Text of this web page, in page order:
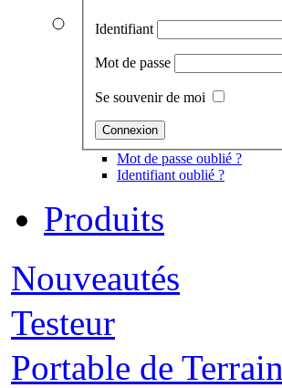
Identifiant
Mot de passe
Se souvenir de moi
Mot de passe oublié ?
Identifiant oublié ?
Produits
Nouveautés
Testeur
Portable de Terrain